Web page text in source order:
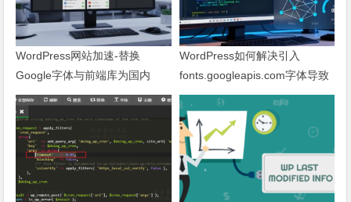
WordPress网站加速-替换
Google字体与前端库为国内
CDN镜像
WordPress如何解决引入
fonts.googleapis.com字体导致
网页响应缓慢问题